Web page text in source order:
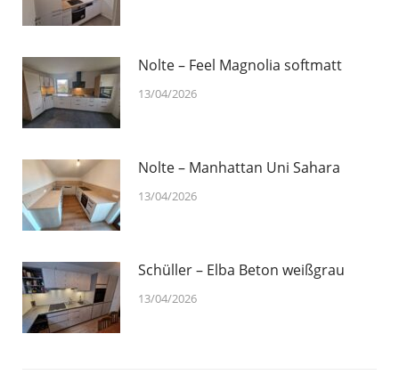
Nolte – Feel Magnolia softmatt
13/04/2026
Nolte – Manhattan Uni Sahara
13/04/2026
Schüller – Elba Beton weißgrau
13/04/2026